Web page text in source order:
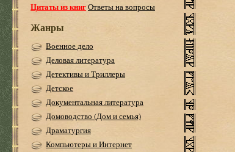
Цитаты из книгОтветы на вопросы
Жанры
Военное дело
Деловая литература
Детективы и Триллеры
Детское
Документальная литература
Домоводство (Дом и семья)
Драматургия
Компьютеры и Интернет